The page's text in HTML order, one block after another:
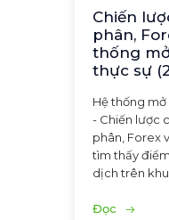
Chiến
phân,
thống
thực sự
Hệ thống
- Chiến lược
phân, Forex
tìm thấy
dịch trên
Đọc